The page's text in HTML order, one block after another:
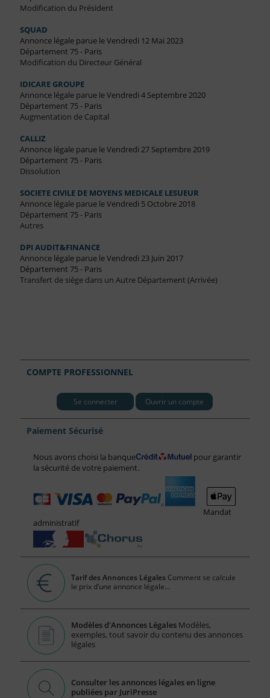
Modification du Président
SQUAD
Annonce légale parue le Vendredi 12 Mai 2023
Département 75 - Paris
Modification du Directeur Général
IDICARE GROUPE
Annonce légale parue le Vendredi 4 Septembre 2020
Département 75 - Paris
Augmentation de Capital
CALLIZ
Annonce légale parue le Vendredi 27 Septembre 2019
Département 75 - Paris
Dissolution
SOCIETE CIVILE DE MOYENS MEDICALE LESUEUR
Annonce légale parue le Vendredi 5 Octobre 2018
Département 75 - Paris
Autres
DPI AUDIT&FINANCE
Annonce légale parue le Vendredi 23 Juin 2017
Département 75 - Paris
Transfert de siège dans un Autre Département (Arrivée)
COMPTE PROFESSIONNEL
Se connecter Ouvrir un compte
Paiement Sécurisé
Nous avons choisi la banque
pour garantir
la sécurité de votre paiement.
Mandat
administratif
Tarif des Annonces Légales Comment se calcule
le prix d’une annonce légale...
Modèles d'Annonces Légales Modèles,
exemples, tout savoir du contenu des annonces
légales
Consulter les annonces légales en ligne
publiées par JuriPresse